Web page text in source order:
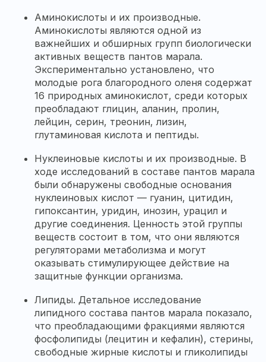
Аминокислоты и их производные.
Аминокислоты являются одной из
важнейших и обширных групп биологически
активных веществ пантов марала.
Экспериментально установлено, что
молодые рога благородного оленя содержат
16 природных аминокислот, среди которых
преобладают глицин, аланин, пролин,
лейцин, серин, треонин, лизин,
глутаминовая кислота и пептиды.
Нуклеиновые кислоты и их производные. В
ходе исследований в составе пантов марала
были обнаружены свободные основания
нуклеиновых кислот — гуанин, цитидин,
гипоксантин, уридин, инозин, урацил и
другие соединения. Ценность этой группы
веществ состоит в том, что они являются
регуляторами метаболизма и могут
оказывать стимулирующее действие на
защитные функции организма.
Липиды. Детальное исследование
липидного состава пантов марала показало,
что преобладающими фракциями являются
фосфолипиды (лецитин и кефалин), стерины,
свободные жирные кислоты и гликолипиды